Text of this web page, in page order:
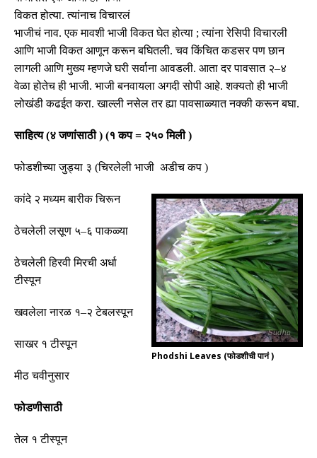
विकत होत्या.त्यांनाच विचारलं
भाजीचं नाव.एक मावशी भाजी विकत घेत होत्या ;त्यांना रेसिपी विचारली
आणि भाजी विकत आणून करून बघितली.चव किंचित कडसर पण छान
लागली आणि मुख्य म्हणजे घरी सर्वाना आवडली. आता दर पावसात २–४
वेळाहोतेचही भाजी. भाजी बनवायला अगदी सोपी आहे.शक्यतो ही भाजी
लोखंडी कढईत करा.खाल्ली नसेल तर ह्या पावसाळ्यात नक्की करून बघा.
साहित्य(४ जणांसाठी) (१ कप= २५० मिली)
फोडशीच्या जुड्या ३ (चिरलेली भाजी अडीच कप )
Phodshi Leaves (फोडशीची पानं )
कांदे २ मध्यमबारीक चिरून
ठेचलेली लसूण ५–६ पाकळ्या
ठेचलेली हिरवी मिरची अर्धा
टीस्पून
खवलेला नारळ १–२टेबलस्पून
साखर १टीस्पून
मीठ चवीनुसार
फोडणीसाठी
तेल १टीस्पून